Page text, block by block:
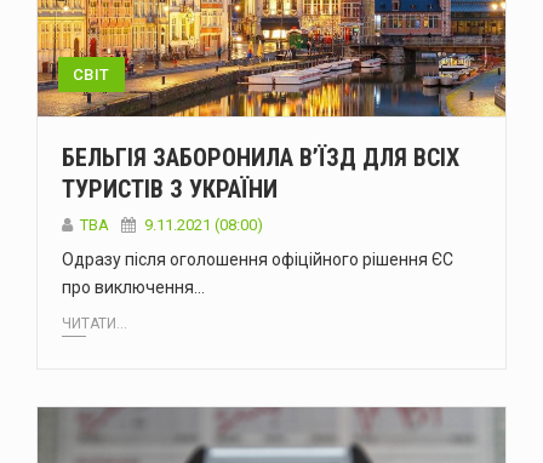
СВІТ
БЕЛЬГІЯ ЗАБОРОНИЛА В’ЇЗД ДЛЯ ВСІХ
ТУРИСТІВ З УКРАЇНИ
ТВА 9.11.2021 (08:00)
Одразу після оголошення офіційного рішення ЄС
про виключення…
ЧИТАТИ...